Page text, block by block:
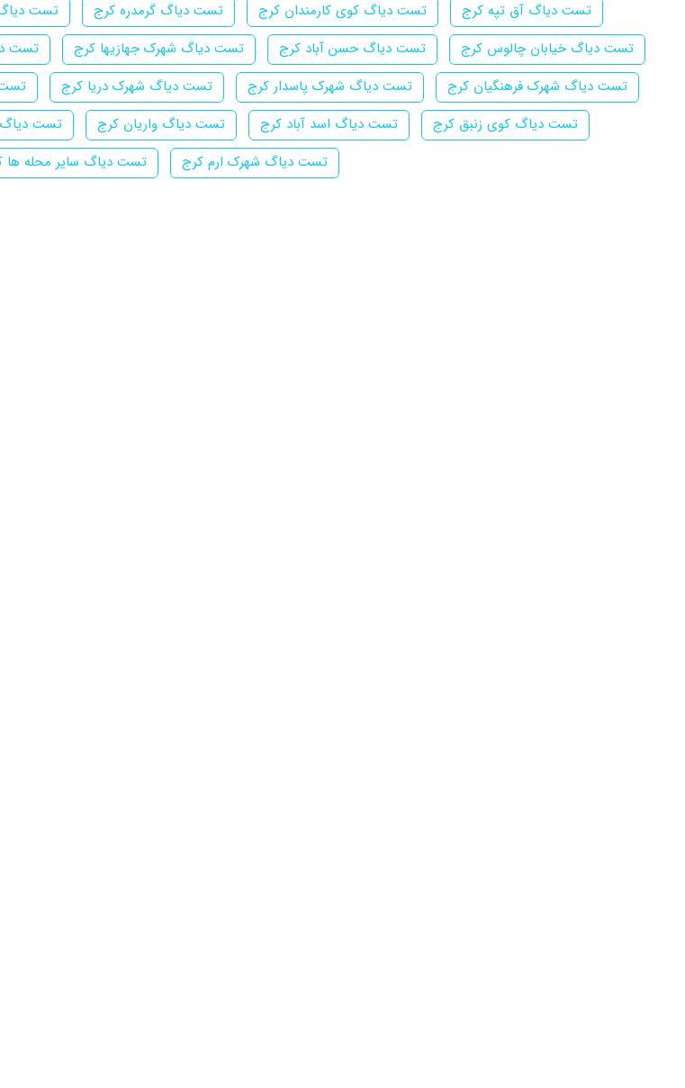
تست دیاگ آق تپه کرج
تست دیاگ کوی کارمندان کرج تست دیاگ گرمدره کرج تست
تست دیاگ خیابان چالوس کرج
تست دیاگ حسن آباد کرج تست دیاگ شهرک جهازیها کرج تست
تست دیاگ شهرک فرهنگیان کرج
تست دیاگ شهرک پاسدار کرج تست دیاگ شهرک دریا کرج
تست دیاگ کوی زنبق کرج
تست دیاگ اسد آباد کرج تست دیاگ واریان کرج تست
تست دیاگ شهرک ارم کرج
تست دیاگ سایر محله ها